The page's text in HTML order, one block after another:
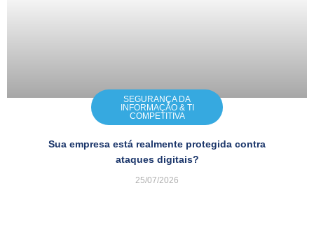
SEGURANÇA DA
INFORMAÇÃO & TI
COMPETITIVA
Sua empresa está realmente protegida contra
ataques digitais?
25/07/2026